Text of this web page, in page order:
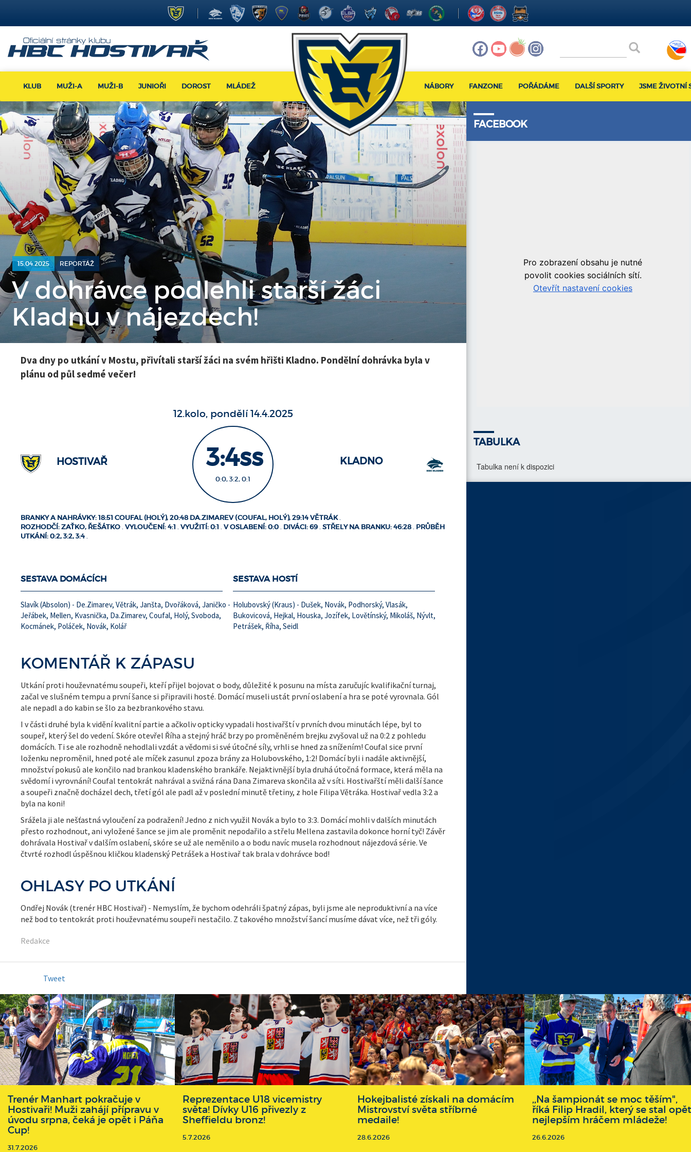
KLUB MUŽI-A MUŽI-B JUNIOŘI DOROST MLÁDEŽ NÁBORY FANZONE POŘÁDÁME DALŠÍ SPORTY JSME ŽIVOTNÍ
15.04.2025 REPORTÁŽ
V dohrávce podlehli starší žáci
Kladnu v nájezdech!
Dva dny po utkání v Mostu, přivítali starší žáci na svém hřišti Kladno. Pondělní dohrávka byla v
plánu od půl sedmé večer!
12.kolo, pondělí 14.4.2025
HOSTIVAŘ 3:4ss
0:0, 3:2, 0:1
KLADNO
BRANKY A NAHRÁVKY: 18:51 COUFAL (HOLÝ), 20:48 DA.ZIMAREV (COUFAL, HOLÝ), 29:14 VĚTRÁK.
ROZHODČÍ: ZAŤKO, ŘEŠÁTKO. VYLOUČENÍ: 4:1 . VYUŽITÍ: 0:1 . V OSLABENÍ: 0:0. DIVÁCI: 69. STŘELY NA BRANKU: 46:28. PRŮBĚH
UTKÁNÍ: 0:2, 3:2, 3:4.
SESTAVA DOMÁCÍCH
Slavík (Absolon) - De.Zimarev, Větrák, Janšta, Dvořáková, Janičko -
Jeřábek, Mellen, Kvasnička, Da.Zimarev, Coufal, Holý, Svoboda,
Kocmánek, Poláček, Novák, Kolář
SESTAVA HOSTÍ
Holubovský (Kraus) - Dušek, Novák, Podhorský, Vlasák,
Bukovicová, Hejkal, Houska, Jozífek, Lovětínský, Mikoláš, Nývlt,
Petrášek, Říha, Seidl
KOMENTÁŘ K ZÁPASU
Utkání proti houževnatému soupeři, kteří přijel bojovat o body, důležité k posunu na místa zaručujíc kvalifikační turnaj,
začal ve slušném tempu a první šance si připravili hosté. Domácí museli ustát první oslabení a hra se poté vyrovnala. Gól
ale nepadl a do kabin se šlo za bezbrankového stavu.
I v části druhé byla k vidění kvalitní partie a ačkoliv opticky vypadali hostivařští v prvních dvou minutách lépe, byl to
soupeř, který šel do vedení. Skóre otevřel Říha a stejný hráč brzy po proměněném brejku zvyšoval už na 0:2 z pohledu
domácích. Ti se ale rozhodně nehodlali vzdát a vědomi si své útočné síly, vrhli se hned za snížením! Coufal sice první
loženku neproměnil, hned poté ale míček zasunul zpoza brány za Holubovského, 1:2! Domácí byli i nadále aktivnější,
množství pokusů ale končilo nad brankou kladenského brankáře. Nejaktivnější byla druhá útočná formace, která měla na
svědomí i vyrovnání! Coufal tentokrát nahrával a svižná rána Dana Zimareva skončila až v síti. Hostivařští měli další šance
a soupeři značně docházel dech, třetí gól ale padl až v poslední minutě třetiny, z hole Filipa Větráka. Hostivař vedla 3:2 a
byla na koni!
Srážela ji ale nešťastná vyloučení za podražení! Jedno z nich využil Novák a bylo to 3:3. Domácí mohli v dalších minutách
přesto rozhodnout, ani vyložené šance se jim ale proměnit nepodařilo a střelu Mellena zastavila dokonce horní tyč! Závěr
dohrávala Hostivař v dalším oslabení, skóre se už ale neměnilo a o bodu navíc musela rozhodnout nájezdová série. Ve
čtvrté rozhodl úspěšnou kličkou kladenský Petrášek a Hostivař tak brala v dohrávce bod!
OHLASY PO UTKÁNÍ
Ondřej Novák (trenér HBC Hostivař) - Nemyslím, že bychom odehráli špatný zápas, byli jsme ale neproduktivní a na více
než bod to tentokrát proti houževnatému soupeři nestačilo. Z takového množství šancí musíme dávat více, než tři góly.
Redakce
Tweet
FACEBOOK
TABULKA
Tabulka není k dispozici
Trenér Manhart pokračuje v
Hostivaři! Muži zahájí přípravu v
úvodu srpna, čeká je opět i Páňa
Cup!
31.7.2026
Reprezentace U18 vicemistry
světa! Dívky U16 přivezly z
Sheffieldu bronz!
5.7.2026
Hokejbalisté získali na domácím
Mistrovství světa stříbrné
medaile!
28.6.2026
,,Na šampionát se moc těším",
říká Filip Hradil, který se stal opět
nejlepším hráčem mládeže!
26.6.2026